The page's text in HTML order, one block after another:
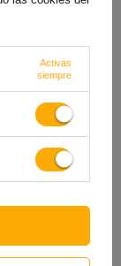
de 6 m/50 mm/5
con tensor
Activas
siempre